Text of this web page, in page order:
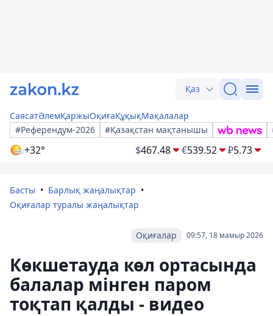
Қаз
СаясатӘлемҚаржыОқиғаҚұқықМақалалар
#Референдум-2026
#Қазақстан мақтанышы
+32° $467.48 €539.52 ₽5.73
Басты
Барлық жаңалықтар
Оқиғалар туралы жаңалықтар
09:57, 18 мамыр 2026
Оқиғалар
Көкшетауда көл ортасында
балалар мінген паром
тоқтап қалды - видео